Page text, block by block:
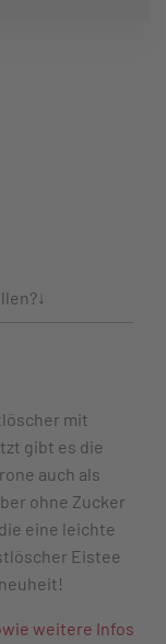
mit
gibt es die
auch als
ohne Zucker
eine leichte
Eistee
weitere Infos